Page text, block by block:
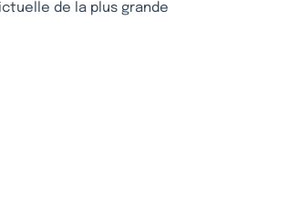
de la plus grande